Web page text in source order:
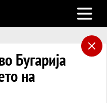
Open
Бугарија
на